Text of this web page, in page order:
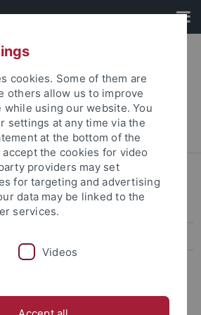
des Alten Orients
... Ägyptologie
und Palästina-Archäologie
cookies. Some of them are
others allow us to improve
using our website. You
settings at any time via the
at the bottom of the
accept the cookies for video
providers may set
for targeting and advertising
data may be linked to the
services.
Videos